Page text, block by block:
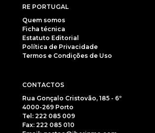
RE PORTUGAL
Quem somos
Ficha técnica
Estatuto Editorial
Política de Privacidade
Termos e Condições de Uso
CONTACTOS
Rua Gonçalo Cristovão, 185 - 6º
4000-269 Porto
Tel: 222 085 009
Fax: 222 085 010